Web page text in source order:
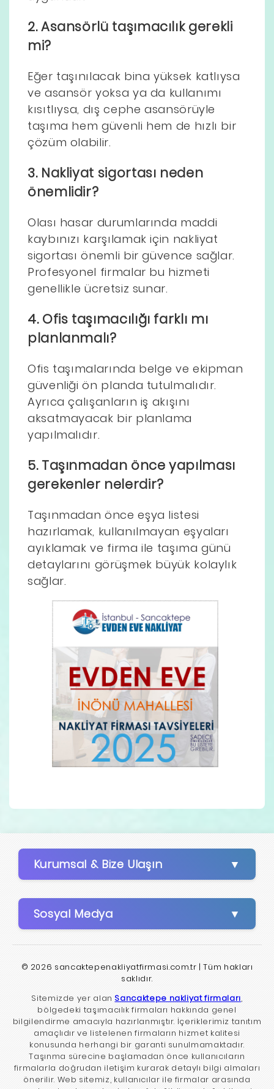
2. Asansörlü taşımacılık gerekli
mi?
Eğer taşınılacak bina yüksek katlıysa
ve asansör yoksa ya da kullanımı
kısıtlıysa, dış cephe asansörüyle
taşıma hem güvenli hem de hızlı bir
çözüm olabilir.
3. Nakliyat sigortası neden
önemlidir?
Olası hasar durumlarında maddi
kaybınızı karşılamak için nakliyat
sigortası önemli bir güvence sağlar.
Profesyonel firmalar bu hizmeti
genellikle ücretsiz sunar.
4. Ofis taşımacılığı farklı mı
planlanmalı?
Ofis taşımalarında belge ve ekipman
güvenliği ön planda tutulmalıdır.
Ayrıca çalışanların iş akışını
aksatmayacak bir planlama
yapılmalıdır.
5. Taşınmadan önce yapılması
gerekenler nelerdir?
Taşınmadan önce eşya listesi
hazırlamak, kullanılmayan eşyaları
ayıklamak ve firma ile taşıma günü
detaylarını görüşmek büyük kolaylık
sağlar.
Kurumsal & Bize Ulaşın
Sosyal Medya
© 2026 sancaktepenakliyatfirmasi.com.tr | Tüm hakları
saklıdır.
Sitemizde yer alan Sancaktepe nakliyat firmaları,
bölgedeki taşımacılık firmaları hakkında genel
bilgilendirme amacıyla hazırlanmıştır. İçeriklerimiz tanıtım
amaçlıdır ve listelenen firmaların hizmet kalitesi
konusunda herhangi bir garanti sunulmamaktadır.
Taşınma sürecine başlamadan önce kullanıcıların
firmalarla doğrudan iletişim kurarak detaylı bilgi almaları
önerilir. Web sitemiz, kullanıcılar ile firmalar arasında